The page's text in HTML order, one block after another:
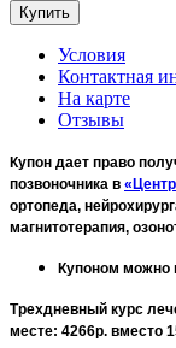
Условия
Контактная
На карте
Отзывы
Купон дает право
позвоночника в
ортопеда,
магнитотерапия,
Купоном можно
Трехдневный курс
месте: 4266р. вместо